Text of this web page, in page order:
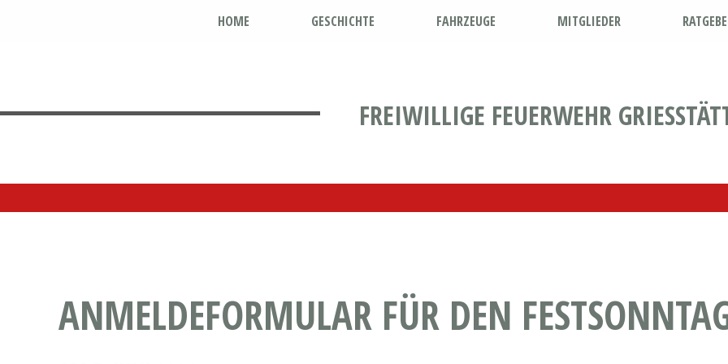
FREIWILLIGE FEUERWEHR
HOME GESCHICHTE FAHRZEUGE MITGLIEDER
ANMELDEFORMULAR FÜR DEN